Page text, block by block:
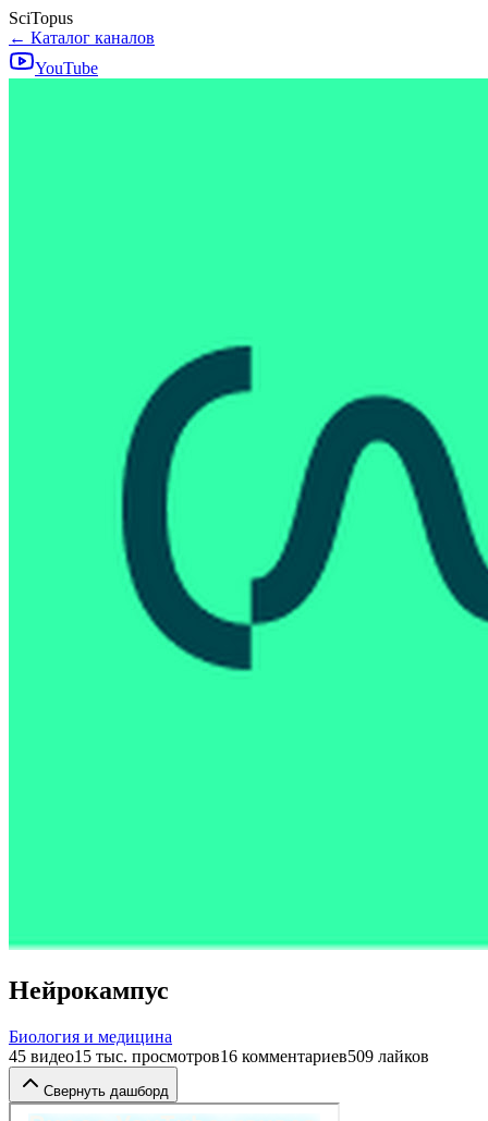
SciTopus
← Каталог каналов
YouTube
Нейрокампус
Биология и медицина
45 видео15 тыс. просмотров16 комментариев509 лайков
Свернуть дашборд